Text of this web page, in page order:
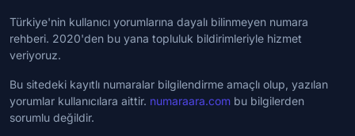
Türkiye'nin kullanıcı yorumlarına dayalı bilinmeyen numara
rehberi. 2020'den bu yana topluluk bildirimleriyle hizmet
veriyoruz.
Bu sitedeki kayıtlı numaralar bilgilendirme amaçlı olup, yazılan
yorumlar kullanıcılara aittir. numaraara.com bu bilgilerden
sorumlu değildir.